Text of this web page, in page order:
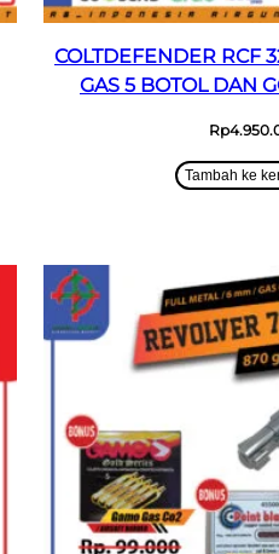
COLTDEFENDER RCF
GAS 5 BOTOL DAN
Rp
Tambah ke